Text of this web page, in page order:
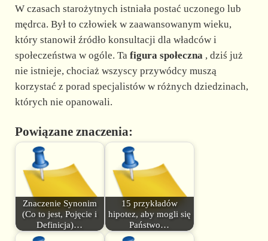
W czasach starożytnych istniała postać uczonego lub
mędrca. Był to człowiek w zaawansowanym wieku,
który stanowił źródło konsultacji dla władców i
społeczeństwa w ogóle. Ta figura społeczna, dziś już
nie istnieje, chociaż wszyscy przywódcy muszą
korzystać z porad specjalistów w różnych dziedzinach,
których nie opanowali.
Powiązane znaczenia:
Znaczenie Synonim
(Co to jest, Pojęcie i
Definicja)…
15 przykładów
hipotez, aby mogli się
Państwo…